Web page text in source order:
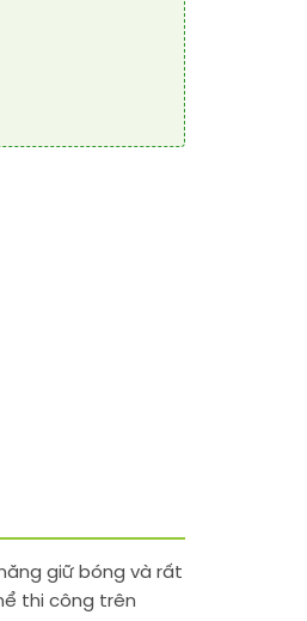
lượng
năng giữ bóng và rất
thi công trên